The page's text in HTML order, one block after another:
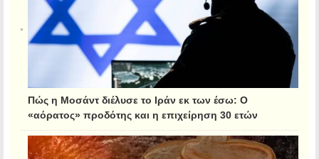
Πώς η Μοσάντ διέλυσε το Ιράν εκ των έσω: Ο
«αόρατος» προδότης και η επιχείρηση 30 ετών